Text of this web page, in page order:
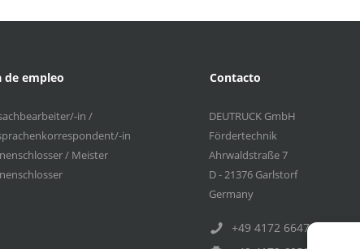
de empleo
in /
in
/ Meister
Contacto
DEUTRUCK GmbH
Fördertechnik
Ahrwaldstraße 7
D - 21376 Garlstorf
Germany
+49 4172 6647